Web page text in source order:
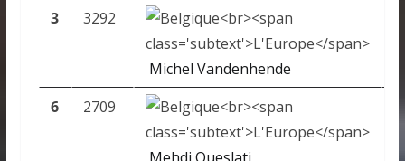
3 3292
Michel Vandenhende
6 2709